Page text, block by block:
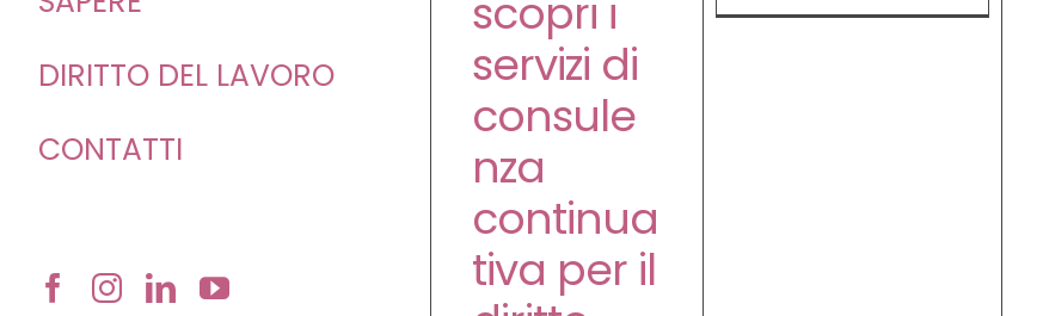
DIRITTO DEL LAVORO
CONTATTI
scopri i
servizi di
consule
nza
continua
tiva per il